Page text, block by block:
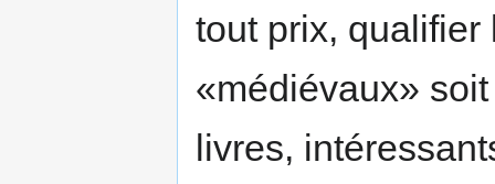
tout prix, qualifier
«médiévaux»
livres,